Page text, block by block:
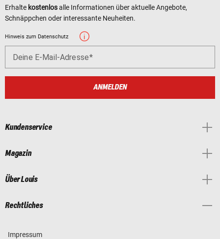
Erhalte kostenlosalle Informationen über aktuelle Angebote,
Schnäppchen oder interessante Neuheiten.
Hinweis zum Datenschutz
Deine E-Mail-Adresse
ANMELDEN
Kundenservice
Magazin
Über Louis
Rechtliches
Impressum